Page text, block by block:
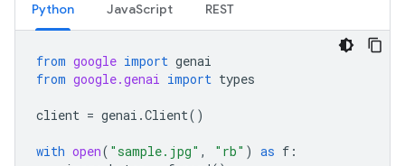
Python JavaScript REST
from google import genai
from google.genai import types
client = genai .Client()
with open( "sample.jpg" , "rb" ) as f :